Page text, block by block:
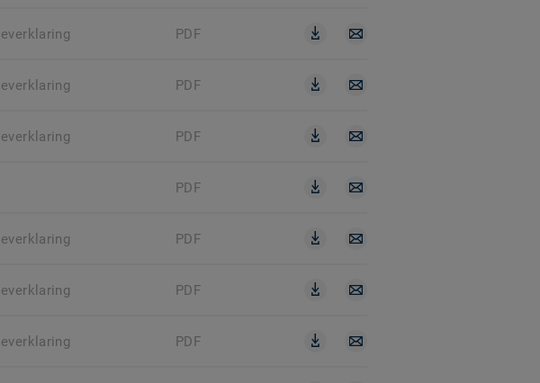
PDF
PDF
PDF
PDF
PDF
PDF
PDF